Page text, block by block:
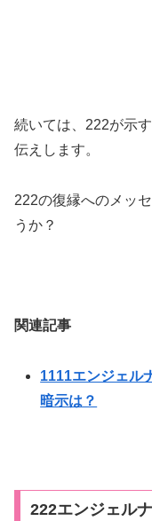
続いては、222が示
伝えします。
222の復縁へのメッ
うか？
関連記事
1111エンジェル
暗示は？
222エンジェル